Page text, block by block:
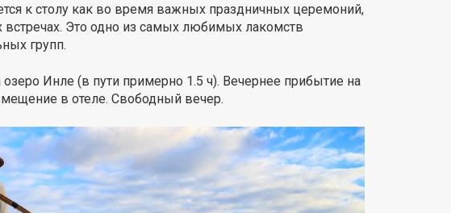
к столу как во время важных праздничных церемоний,
Это одно из самых любимых лакомств
групп.
Инле (в пути примерно 1.5 ч). Вечернее прибытие на
в отеле. Свободный вечер.